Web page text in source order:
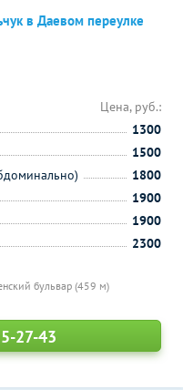
в Даевом переулке
бульвар (459 м)
Цена, руб.:
1300
1500
1800
1900
1900
2300
27-43